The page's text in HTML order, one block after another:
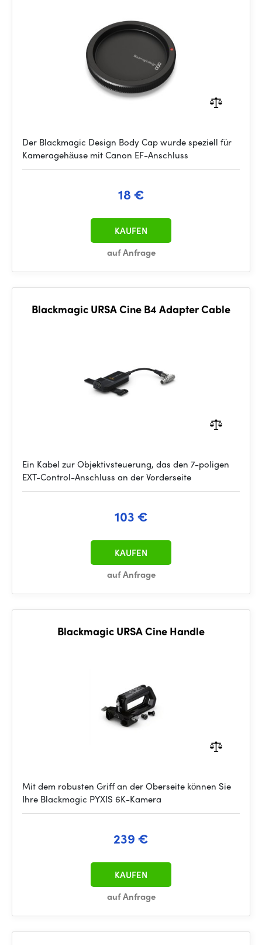
Der Blackmagic Design Body Cap wurde speziell für
Kameragehäuse mit Canon EF-Anschluss
18 €
auf Anfrage
KAUFEN
Blackmagic URSA Cine B4 Adapter Cable
Ein Kabel zur Objektivsteuerung, das den 7-poligen
EXT-Control-Anschluss an der Vorderseite
103 €
auf Anfrage
KAUFEN
Blackmagic URSA Cine Handle
Mit dem robusten Griff an der Oberseite können Sie
Ihre Blackmagic PYXIS 6K-Kamera
239 €
auf Anfrage
KAUFEN